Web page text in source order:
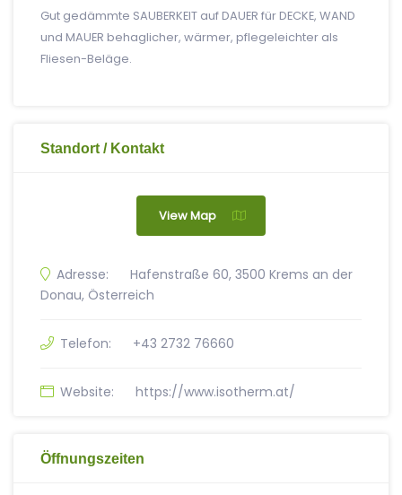
Gut gedämmte SAUBERKEIT auf DAUER für DECKE, WAND
und MAUER behaglicher, wärmer, pflegeleichter als
Fliesen-Beläge.
Standort / Kontakt
View Map
Adresse:
Hafenstraße 60, 3500 Krems an der
Donau, Österreich
Telefon: +43 2732 76660
Website: https://www.isotherm.at/
Öffnungszeiten